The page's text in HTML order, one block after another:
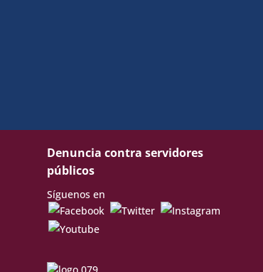
Denuncia contra servidores
públicos
Síguenos en